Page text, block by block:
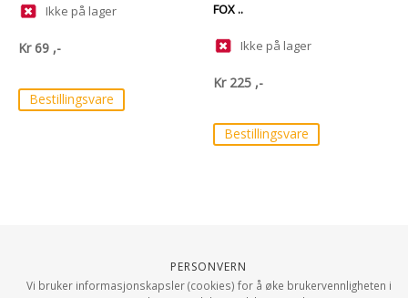
Ikke på lager
Kr69 ,-
Bestillingsvare
FOX ..
Ikke på lager
Kr 225 ,-
Bestillingsvare
Personvern
Vi bruker informasjonskapsler (cookies) for å øke brukervennligheten i